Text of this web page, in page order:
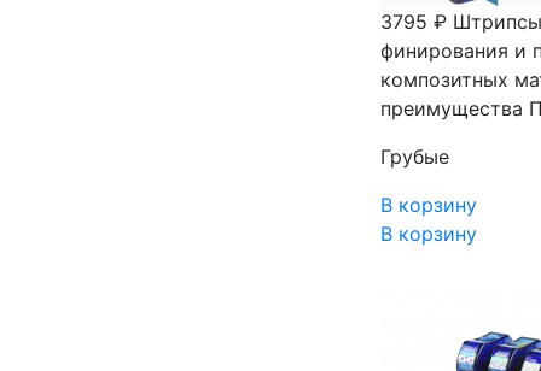
3795 ₽ Штрипсы
финирования и
композитных
преимущества
Грубые
В корзину
В корзину